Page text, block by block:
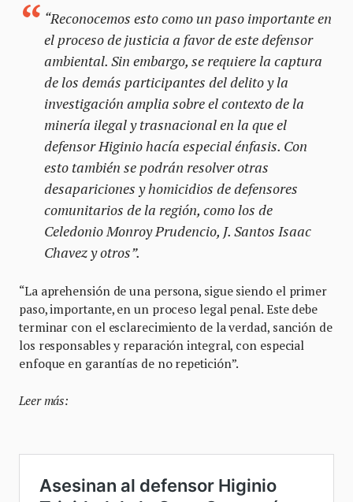
“Reconocemos esto como un paso importante en
el proceso de justicia a favor de este defensor
ambiental. Sin embargo, se requiere la captura
de los demás participantes del delito y la
investigación amplia sobre el contexto de la
minería ilegal y trasnacional en la que el
defensor Higinio hacía especial énfasis. Con
esto también se podrán resolver otras
desapariciones y homicidios de defensores
comunitarios de la región, como los de
Celedonio Monroy Prudencio, J. Santos Isaac
Chavez y otros”.
“La aprehensión de una persona, sigue siendo el primer
paso, importante, en un proceso legal penal. Este debe
terminar con el esclarecimiento de la verdad, sanción de
los responsables y reparación integral, con especial
enfoque en garantías de no repetición”.
Leer más: